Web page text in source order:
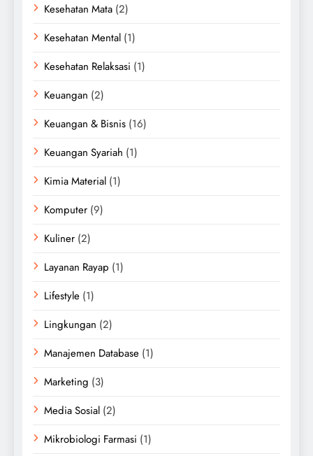
Kesehatan Mata (2)
Kesehatan Mental (1)
Kesehatan Relaksasi (1)
Keuangan (2)
Keuangan & Bisnis (16)
Keuangan Syariah (1)
Kimia Material (1)
Komputer (9)
Kuliner (2)
Layanan Rayap (1)
Lifestyle (1)
Lingkungan (2)
Manajemen Database (1)
Marketing (3)
Media Sosial (2)
Mikrobiologi Farmasi (1)